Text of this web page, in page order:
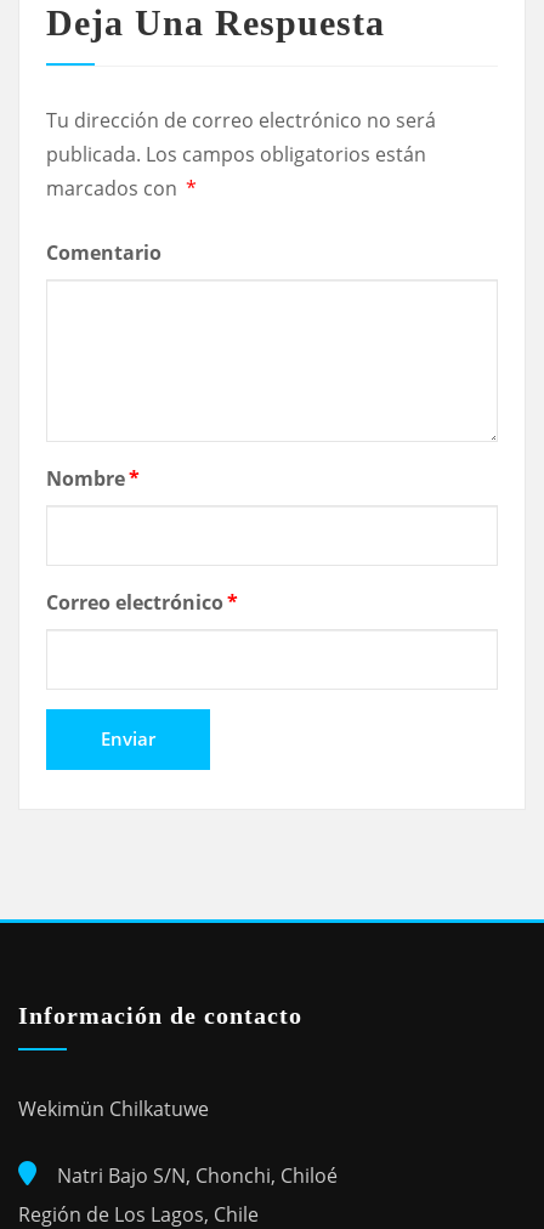
Deja Una Respuesta
Tu dirección de correo electrónico no será
publicada. Los campos obligatorios están
marcados con *
Comentario
Nombre*
Correo electrónico*
Información de contacto
Wekimün Chilkatuwe
Natri Bajo S/N, Chonchi, Chiloé
Región de Los Lagos, Chile